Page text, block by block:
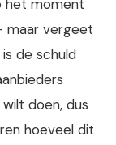
het moment
maar vergeet
de schuld
doen, dus
hoeveel dit